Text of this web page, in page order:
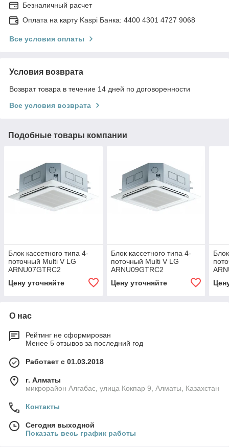
Безналичный расчет
Оплата на карту Kaspi Банка: 4400 4301 4727 9068
Все условия оплаты
Условия возврата
Возврат товара в течение 14 дней по договоренности
Все условия возврата
Подобные товары компании
Блок кассетного типа 4-
поточный Multi V LG
ARNU07GTRC2
Цену уточняйте
Блок кассетного типа 4-
поточный Multi V LG
ARNU09GTRC2
Цену уточняйте
О нас
Рейтинг не сформирован
Менее 5 отзывов за последний год
Работает с 01.03.2018
г. Алматы
микрорайон Алгабас, улица Кокпар 9, Алматы, Казахстан
Контакты
Сегодня выходной
Показать весь график работы